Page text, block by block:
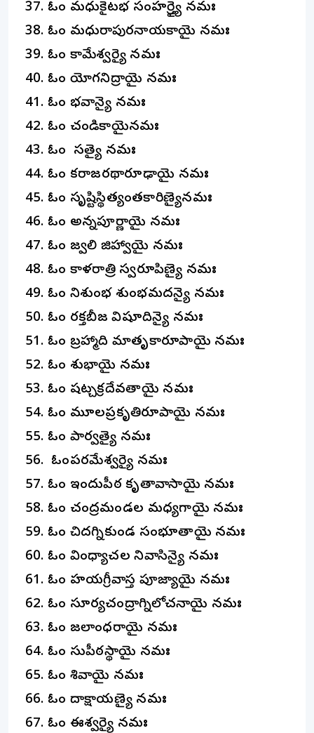
ఓం మధుకైటభ సంహర్త్ర్యై నమః
ఓం మధురాపురనాయకాయై నమః
ఓం కామేశ్వర్యై నమః
ఓం యోగనిద్రాయై నమః
ఓం భవాన్యై నమః
ఓం చండికాయైనమః
ఓం సత్యై నమః
ఓం కరాజరథారూఢాయై నమః
ఓం సృష్టిస్థిత్యంతకారిణ్యైనమః
ఓం అన్నపూర్ణాయై నమః
ఓం జ్వలి జిహ్వాయై నమః
ఓం కాళరాత్రి స్వరూపిణ్యై నమః
ఓం నిశుంభ శుంభమదన్యై నమః
ఓం రక్తబీజ విషూదిన్యై నమః
ఓం బ్రహ్మాది మాతృకారూపాయై నమః
ఓం శుభాయై నమః
ఓం షట్చక్రదేవతాయై నమః
ఓం మూలప్రకృతిరూపాయై నమః
ఓం పార్వత్యై నమః
ఓంపరమేశ్వర్యై నమః
ఓం ఇందుపీఠ కృతావాసాయై నమః
ఓం చంద్రమండల మధ్యగాయై నమః
ఓం చిదగ్నికుండ సంభూతాయై నమః
ఓం వింధ్యాచల నివాసిన్యై నమః
ఓం హయగ్రీవాస్త పూజ్యాయై నమః
ఓం సూర్యచంద్రాగ్నిలోచనాయై నమః
ఓం జలాంధరాయై నమః
ఓం సుపీఠస్థాయై నమః
ఓం శివాయై నమః
ఓం దాక్షాయణ్యై నమః
ఓం ఈశ్వర్యై నమః